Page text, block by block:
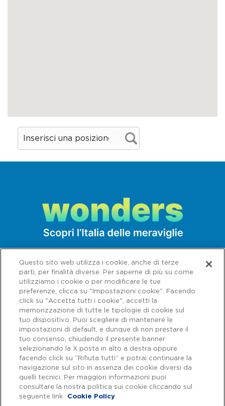
Capitale sociale € 622.027.000,00 interamente versato - Codice fiscale e
n. di iscrizione al Registro delle Imprese di Roma 07516911000 | C.C.I.A.A.
Roma n. 1037417 - P.IVA: 07516911000 - Sede Legale: via A. Bergamini, 50
Autostrade per l'Italia Spa, Tutti i diritti riservati
Questo sito web utilizza i cookie, anche di terze
parti, per finalità diverse. Per saperne di più su come
utilizziamo i cookie o per modificare le tue
preferenze, clicca su "Impostazioni cookie". Facendo
click su "Accetta tutti i cookie", accetti la
memorizzazione di tutte le tipologie di cookie sul
tuo dispositivo. Puoi scegliere di mantenere le
impostazioni di default, e dunque di non prestare il
tuo consenso, chiudendo il presente banner
selezionando la X posta in alto a destra oppure
facendo click su “Rifiuta tutti” e potrai continuare la
navigazione sul sito in assenza dei cookie diversi da
quelli tecnici. Per maggiori informazioni puoi
consultare la nostra politica sui cookie cliccando sul
seguente link
Cookie Policy